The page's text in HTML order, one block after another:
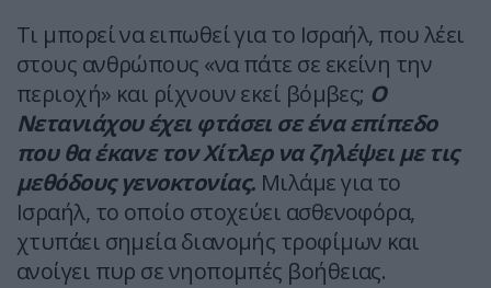
Τι μπορεί να ειπωθεί για το Ισραήλ, που λέει
στους ανθρώπους «να πάτε σε εκείνη την
περιοχή» και ρίχνουν εκεί βόμβες; Ο
Νετανιάχου έχει φτάσει σε ένα επίπεδο
που θα έκανε τον Χίτλερ να ζηλέψει με τις
μεθόδους γενοκτονίας. Μιλάμε για το
Ισραήλ, το οποίο στοχεύει ασθενοφόρα,
χτυπάει σημεία διανομής τροφίμων και
ανοίγει πυρ σε νηοπομπές βοήθειας.